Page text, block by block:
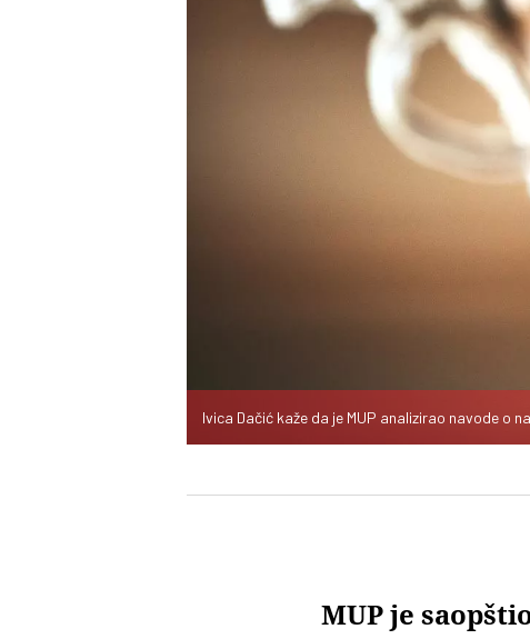
Ivica Dačić kaže da je MUP analizirao navode
MUP je